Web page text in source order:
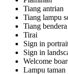
Tiang antrian
Tiang lampu
Tiang
Tirai
Sign in
Sign in
Welcome
Lampu taman